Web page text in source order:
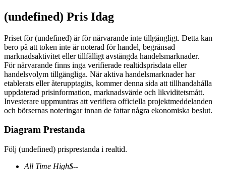
USDT Futures
Futures med USDT som säkerhet
(undefined) Pris Idag
Priset för (undefined) är för närvarande inte tillgängligt. Detta kan
bero på att token inte är noterad för handel, begränsad
marknadsaktivitet eller tillfälligt avstängda handelsmarknader.
För närvarande finns inga verifierade realtidsprisdata eller
handelsvolym tillgängliga. När aktiva handelsmarknader har
etablerats eller återupptagits, kommer denna sida att tillhandahålla
uppdaterad prisinformation, marknadsvärde och likviditetsmått.
Investerare uppmuntras att verifiera officiella projektmeddelanden
och börsernas noteringar innan de fattar några ekonomiska beslut.
Diagram Prestanda
Följ (undefined) prisprestanda i realtid.
All Time High$--